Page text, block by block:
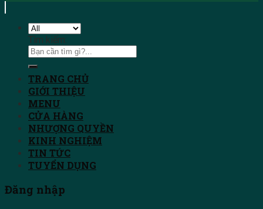
Tìm kiếm:
TRANG CHỦ
GIỚI THIỆU
MENU
CỬA HÀNG
NHƯỢNG QUYỀN
KINH NGHIỆM
TIN TỨC
TUYỂN DỤNG
Đăng nhập